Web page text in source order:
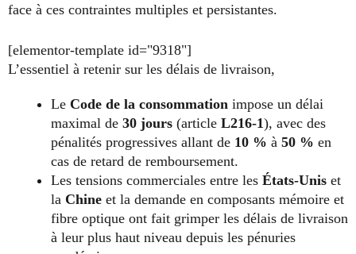
face à ces contraintes multiples et persistantes.
[elementor-template id="9318"]
L’essentiel à retenir sur les délais de livraison,
Le Code de la consommation impose un délai
maximal de 30 jours (article L216-1), avec des
pénalités progressives allant de 10 % à 50 % en
cas de retard de remboursement.
Les tensions commerciales entre les États-Unis et
la Chine et la demande en composants mémoire et
fibre optique ont fait grimper les délais de livraison
à leur plus haut niveau depuis les pénuries